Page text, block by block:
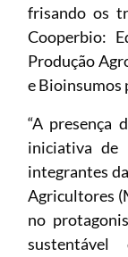
frisando os
Cooperbio:
Produção
e Bioinsumos
“A presença
iniciativa de
integrantes
Agricultores
no